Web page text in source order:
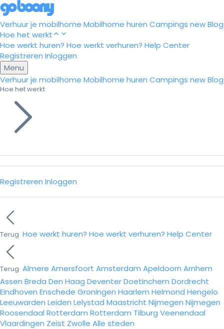
Verhuur je mobilhome Mobilhome huren Campings newBlog
Hoe het werkt
Hoe werkt huren? Hoe werkt verhuren? Help Center
Registreren Inloggen
Menu
Verhuur je mobilhome Mobilhome huren Campings newBlog
Hoe het werkt
Registreren Inloggen
Terug Hoe werkt huren? Hoe werkt verhuren? Help Center
Terug Almere Amersfoort Amsterdam Apeldoorn Arnhem
Assen Breda Den Haag DeventerDoetinchem Dordrecht
Eindhoven Enschede Groningen Haarlem Helmond Hengelo
Leeuwarden Leiden Lelystad Maastricht Nijmegen Nijmegen
Roosendaal Rotterdam Rotterdam Tilburg Veenendaal
Vlaardingen Zeist Zwolle Alle steden